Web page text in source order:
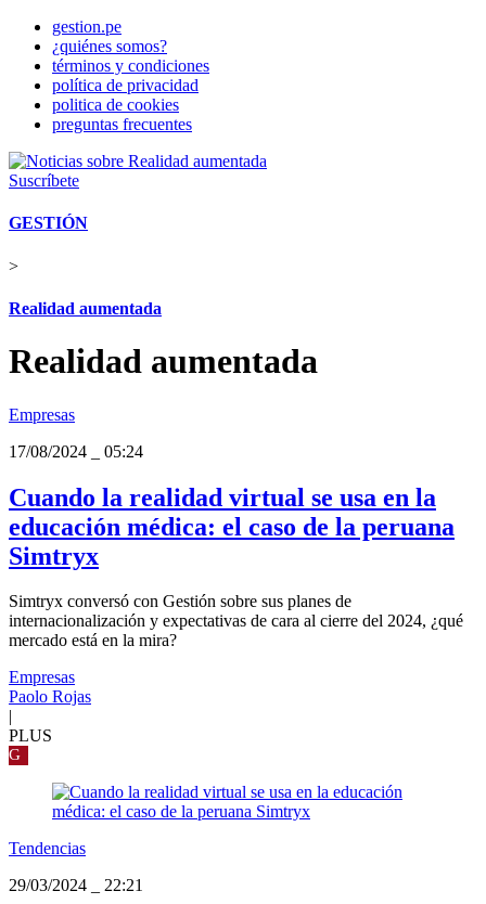
gestion.pe
¿quiénes somos?
términos y condiciones
política de privacidad
politica de cookies
preguntas frecuentes
Suscríbete
GESTIÓN
>
Realidad aumentada
Realidad aumentada
Empresas
17/08/2024
05:24
Cuando la realidad virtual se usa en la
educación médica: el caso de la peruana
Simtryx
Simtryx conversó con Gestión sobre sus planes de
internacionalización y expectativas de cara al cierre del 2024, ¿qué
mercado está en la mira?
Empresas
Paolo Rojas
PLUS
G
Tendencias
29/03/2024
22:21